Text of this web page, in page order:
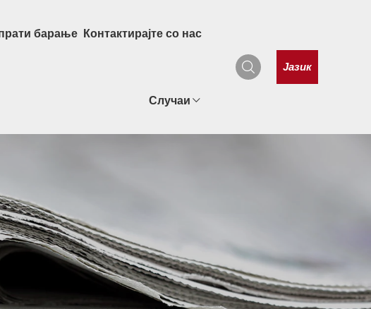
барање Контактирајте со нас
Случаи
Јазик